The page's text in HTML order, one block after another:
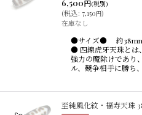
円(税別)
(税込: 7,150円)
在庫なし
●サイズ● 約
● 四線虎牙天珠とは
強力の魔除けであり
ル、競争相手に勝ち
至純風化紋・福寿天珠